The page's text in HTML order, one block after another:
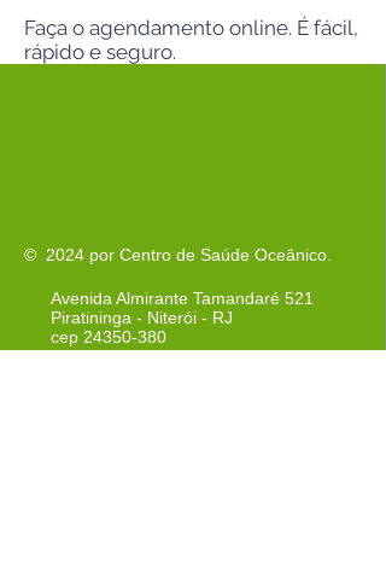
Faça o agendamento online. É fácil,
rápido e seguro.
© 2024 por Centro de Saúde Oceânico.
Avenida Almirante Tamandaré 521
Piratininga - Niterói - RJ
cep 24350-380